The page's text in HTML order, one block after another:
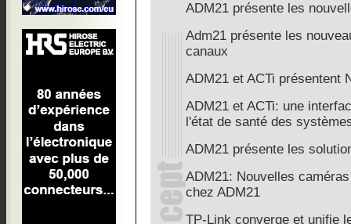
ADM21 présente les
Adm21 présente les
canaux
ADM21 et ACTi présentent
ADM21 et ACTi: une
l'état de santé des
ADM21 présente les
ADM21: Nouvelles
chez ADM21
TP-Link converge et unifie